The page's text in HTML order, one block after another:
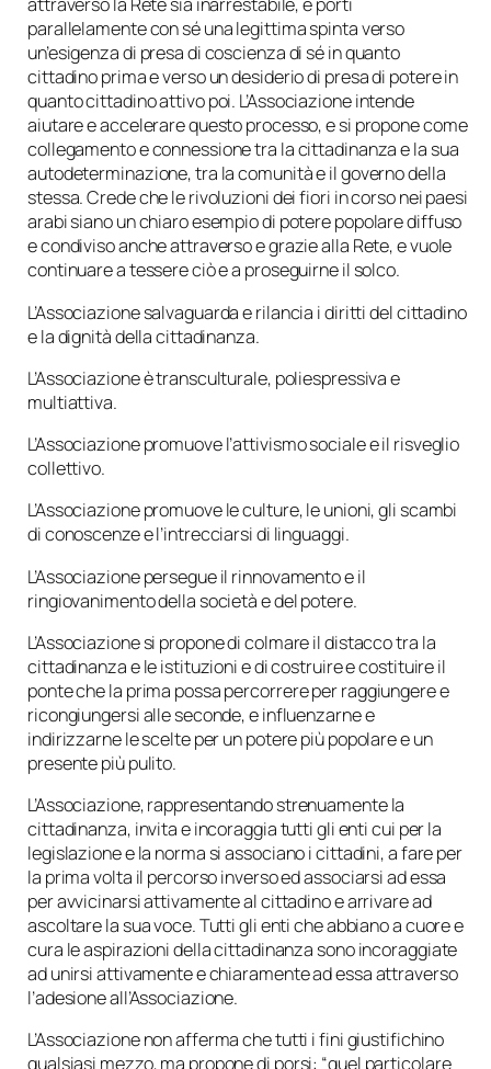
attraverso la Rete sia inarrestabile, e porti
parallelamente con sé una legittima spinta verso
un’esigenza di presa di coscienza di sé in quanto
cittadino prima e verso un desiderio di presa di potere in
quanto cittadinoattivopoi. L’Associazione intende
aiutare e accelerare questo processo, e si propone come
collegamento e connessione tra la cittadinanza e la sua
autodeterminazione, tra la comunità e il governo della
stessa. Crede che le rivoluzioni dei fiori in corso nei paesi
arabi siano un chiaro esempio di potere popolare diffuso
e condiviso anche attraverso e grazie alla Rete, e vuole
continuare a tessere ciò e a proseguirne il solco.
L’Associazione salvaguarda e rilancia i diritti del cittadino
e la dignità della cittadinanza.
L’Associazione è transculturale, poliespressiva e
multiattiva.
L’Associazione promuove l’attivismo sociale e il risveglio
collettivo.
L’Associazione promuove le culture, le unioni, gli scambi
di conoscenze e l’intrecciarsi di linguaggi.
L’Associazione persegue il rinnovamento e il
ringiovanimento della società e del potere.
L’Associazione si propone di colmare il distacco tra la
cittadinanza e le istituzioni e di costruire e costituire il
ponte che la prima possa percorrere per raggiungere e
ricongiungersi alle seconde, e influenzarne e
indirizzarne le scelte per un potere più popolare e un
presente più pulito.
L’Associazione, rappresentando strenuamente la
cittadinanza, invita e incoraggia tutti gli enti cui per la
legislazione e la norma si associano i cittadini, a fare per
la prima volta il percorso inverso ed associarsi ad essa
per avvicinarsi attivamente al cittadino e arrivare ad
ascoltare la sua voce. Tutti gli enti che abbiano a cuore e
cura le aspirazioni della cittadinanza sono incoraggiate
ad unirsi attivamente e chiaramente ad essa attraverso
l’adesione all’Associazione.
L’Associazione non afferma che tutti i fini giustifichino
qualsiasi mezzo, ma propone di porsi: “quel particolare